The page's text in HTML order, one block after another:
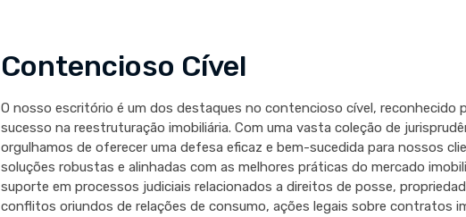
Contencioso Cível
O nosso escritório é um dos destaques no contencioso cível, reconhecido
sucesso na reestruturação imobiliária. Com uma vasta coleção de
orgulhamos de oferecer uma defesa eficaz e bem-sucedida para nossos
soluções robustas e alinhadas com as melhores práticas do mercado
suporte em processos judiciais relacionados a direitos de posse,
conflitos oriundos de relações de consumo, ações legais sobre contratos